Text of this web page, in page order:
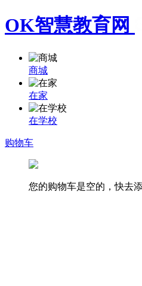
OK智慧教育网
商城
在家
在学校
购物车
您的购物车是空的，快去